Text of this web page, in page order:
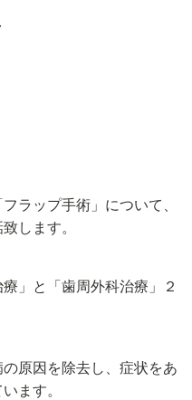
ラップ手術」について、
します。
」と「歯周外科治療」２
の原因を除去し、症状をあ
ます。